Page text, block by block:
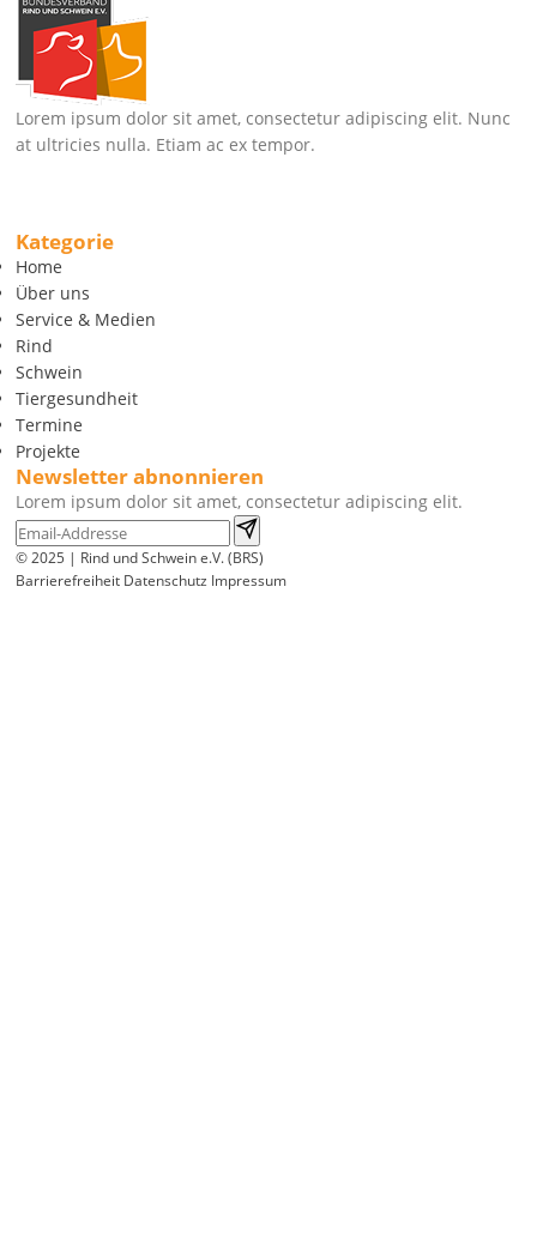
Lorem ipsum dolor sit amet, consectetur adipiscing elit. Nunc
at ultricies nulla. Etiam ac ex tempor.
Kategorie
Home
Über uns
Service & Medien
Rind
Schwein
Tiergesundheit
Termine
Projekte
Newsletter abnonnieren
Lorem ipsum dolor sit amet, consectetur adipiscing elit.
© 2025 | Rind und Schwein e.V. (BRS)
Barrierefreiheit Datenschutz Impressum